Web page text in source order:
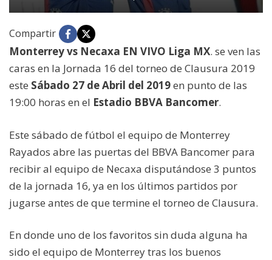
Compartir
Monterrey vs Necaxa EN VIVO Liga MX. se ven las
caras en la Jornada 16 del torneo de Clausura 2019
este Sábado 27 de Abril del 2019en punto de las
19:00 horas en el Estadio BBVA Bancomer.
Este sábado de fútbol el equipo de Monterrey
Rayados abre las puertas del BBVA Bancomer para
recibir al equipo de Necaxa disputándose 3 puntos
de la jornada 16, ya en los últimos partidos por
jugarse antes de que termine el torneo de Clausura.
En donde uno de los favoritos sin duda alguna ha
sido el equipo de Monterrey tras los buenos